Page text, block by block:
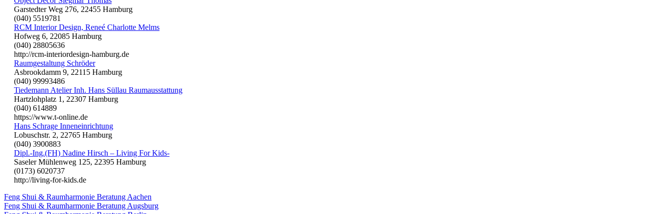
Garstedter Weg 276, 22455 Hamburg
(040) 5519781
RCM Interior Design, Reneé Charlotte Melms
Hofweg 6, 22085 Hamburg
(040) 28805636
http://rcm-interiordesign-hamburg.de
Raumgestaltung Schröder
Asbrookdamm 9, 22115 Hamburg
(040) 99993486
Tiedemann Atelier Inh. Hans Süllau Raumausstattung
Hartzlohplatz 1, 22307 Hamburg
(040) 614889
https://www.t-online.de
Hans Schrage Inneneinrichtung
Lobuschstr. 2, 22765 Hamburg
(040) 3900883
Dipl.-Ing.(FH) Nadine Hirsch – Living For Kids-
Saseler Mühlenweg 125, 22395 Hamburg
(0173) 6020737
http://living-for-kids.de
Feng Shui & Raumharmonie Beratung Aachen
Feng Shui & Raumharmonie Beratung Augsburg